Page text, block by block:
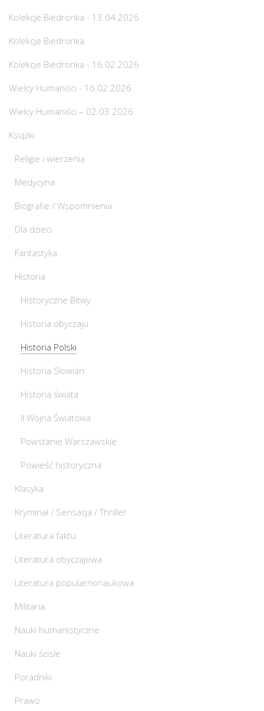
Kolekcje Biedronka - 13.04.2026
Kolekcje Biedronka
Kolekcje Biedronka - 16.02.2026
Wielcy Humaniści - 16.02.2026
Wielcy Humaniści – 02.03.2026
Książki
Religie i wierzenia
Medycyna
Biografie / Wspomnienia
Dla dzieci
Fantastyka
Historia
Historyczne Bitwy
Historia obyczaju
Historia Polski
Historia Słowian
Historia świata
II Wojna Światowa
Powstanie Warszawskie
Powieść historyczna
Klasyka
Kryminał / Sensacja / Thriller
Literatura faktu
Literatura obyczajowa
Literatura popularnonaukowa
Militaria
Nauki humanistyczne
Nauki ścisłe
Poradniki
Prawo